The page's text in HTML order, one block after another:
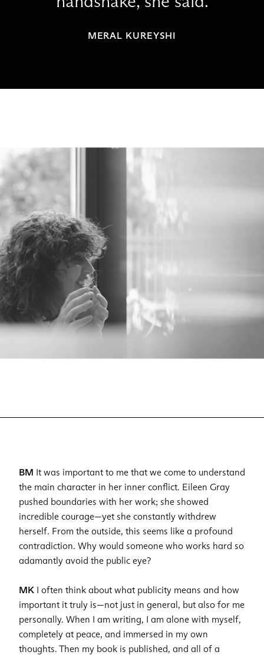
MERAL KUREYSHI
BM It was important to me that we come to understand
the main character in her inner conflict. Eileen Gray
pushed boundaries with her work; she showed
incredible courage—yet she constantly withdrew
herself. From the outside, this seems like a profound
contradiction. Why would someone who works hard so
adamantly avoid the public eye?
MK I often think about what publicity means and how
important it truly is—not just in general, but also for me
personally. When I am writing, I am alone with myself,
completely at peace, and immersed in my own
thoughts. Then my book is published, and all of a